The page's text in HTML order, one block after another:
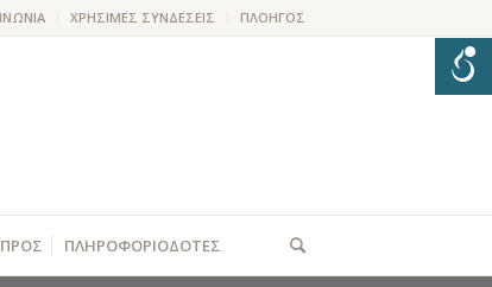
ΧΡΗΣΙΜΕΣ ΣΥΝΔΕΣΕΙΣ ΠΛΟΗΓΟΣ
ΠΛΗΡΟΦΟΡΙΟΔΟΤΕΣ